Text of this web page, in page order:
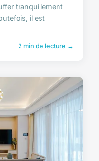
tranquillement
il est
2 min de lecture →